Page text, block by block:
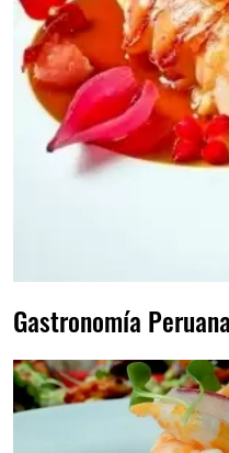
Gastronomía